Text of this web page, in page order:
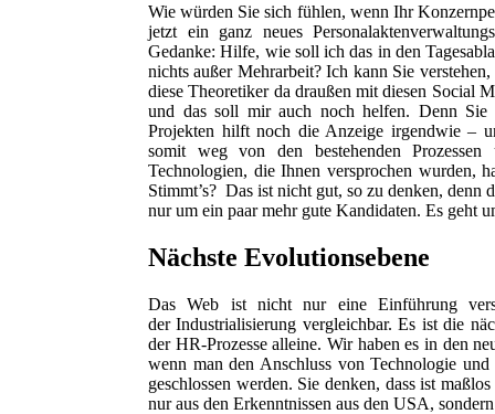
Wie würden Sie sich fühlen, wenn Ihr
jetzt ein ganz neues
Gedanke: Hilfe, wie soll ich das in den
nichts außer Mehrarbeit? Ich kann Sie
diese Theoretiker da draußen mit diesen Social
und das soll mir auch noch helfen. Denn Sie
Projekten hilft noch die Anzeige irgendwie –
somit weg von den bestehenden
Technologien, die Ihnen versprochen wurden,
Stimmt’s? Das ist nicht gut, so zu denken, denn
nur um ein paar mehr gute Kandidaten. Es geht
Nächste Evolutionsebene
Das Web ist nicht nur eine Einführung
der Industrialisierung vergleichbar. Es ist die
der HR-Prozesse alleine. Wir haben es in den
wenn man den Anschluss von Technologie
geschlossen werden. Sie denken, dass ist
nur aus den Erkenntnissen aus den USA,